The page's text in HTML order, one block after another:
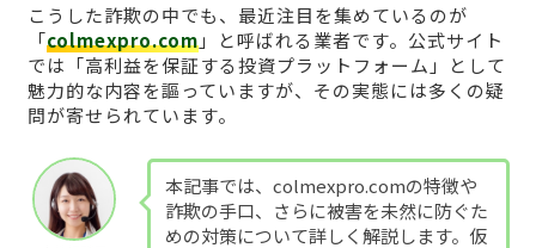
こうした詐欺の中でも、最近注目を集めているのが
「colmexpro.com」と呼ばれる業者です。公式サイト
では「高利益を保証する投資プラットフォーム」として
魅力的な内容を謳っていますが、その実態には多くの疑
問が寄せられています。
本記事では、colmexpro.comの特徴や
詐欺の手口、さらに被害を未然に防ぐた
めの対策について詳しく解説します。仮